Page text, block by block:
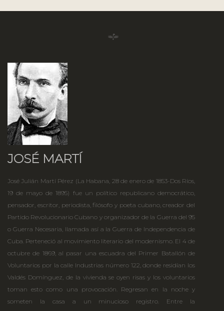
JOSÉ MARTÍ
José Julián Martí Pérez (La Habana, 28 de enero de 1853-Dos Ríos,
19 de mayo de 1895) fue un político republicano democrático,
pensador, escritor, periodista, filósofo y poeta cubano, creador del
Partido Revolucionario Cubano y organizador de la Guerra del 95
o Guerra Necesaria, llamada así a la Guerra de Independencia de
Cuba. Perteneció al movimiento literario del modernismo. El 4 de
octubre de 1869, al pasar una escuadra del Primer Batallón de
Voluntarios por la calle Industrias número 122, donde residían los
Valdés Domínguez, de la vivienda se oyen risas y los voluntarios
toman esto como una provocación. Regresan en la noche y
someten la casa a un minucioso registro. Entre la